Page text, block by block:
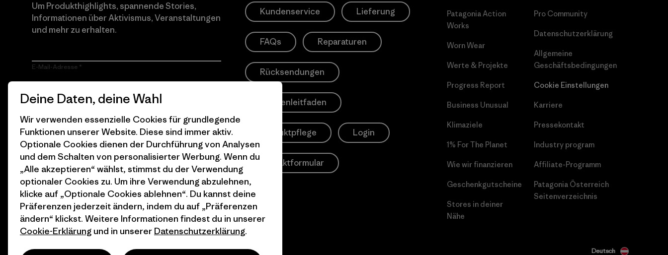
Um Produkthighlights, spannende Stories,
Informationen über Aktivismus, Veranstaltungen
und mehr zu erhalten.
E-Mail-Adresse
Durch Klicken auf die Anmelden Taste, erkläre mich damit
einverstanden, dass Patagonia meine E-Mail-Adresse
Stories, Informationen über Aktivismus, Veranstaltungen und
mehr gemäß der Datenschutzerklärungvon Patagonia zusendet.
Anmelden
Kundenservice Lieferung
FAQs Reparaturen
Rücksendungen
Größenleitfaden
Produktpflege Login
Kontaktformular
Patagonia Action
Works
Worn Wear
Werte & Projekte
Progress Report
Business Unusual
Klimaziele
1% For The Planet
Wie wir finanzieren
Geschenkgutscheine
Stores in deiner
Nähe
Pro Community
Datenschutzerklärung
Allgemeine
Geschäftsbedingungen
Cookie Einstellungen
Karriere
Pressekontakt
Industry program
Affiliate-Programm
Patagonia Österreich
Seitenverzeichnis
© 2026 Patagonia, Inc. All Rights Reserved. Deutsch
Deine Daten, deine Wahl
Wir verwenden essenzielle Cookies für grundlegende
Funktionen unserer Website. Diese sind immer aktiv.
Optionale Cookies dienen der Durchführung von Analysen
und dem Schalten von personalisierter Werbung. Wenn du
„Alle akzeptieren“ wählst, stimmst du der Verwendung
optionaler Cookies zu. Um ihre Verwendung abzulehnen,
klicke auf „Optionale Cookies ablehnen“. Du kannst deine
Präferenzen jederzeit ändern, indem du auf „Präferenzen
ändern“ klickst. Weitere Informationen findest du in unserer
Cookie-Erklärung und in unserer Datenschutzerklärung.